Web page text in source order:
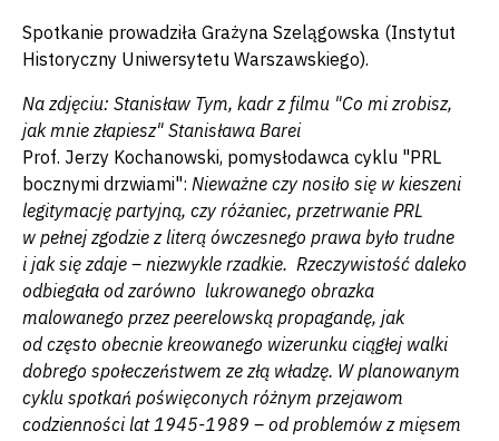
Spotkanie prowadziła Grażyna Szelągowska (Instytut
Historyczny Uniwersytetu Warszawskiego).
Na zdjęciu: Stanisław Tym, kadr z filmu "Co mi zrobisz,
jak mnie złapiesz" Stanisława Barei
Prof. Jerzy Kochanowski, pomysłodawca cyklu "PRL
bocznymi drzwiami": Nieważne czy nosiło się w kieszeni
legitymację partyjną, czy różaniec, przetrwanie PRL
w pełnej zgodzie z literą ówczesnego prawa było trudne
i jak się zdaje – niezwykle rzadkie. Rzeczywistość daleko
odbiegała od zarówno lukrowanego obrazka
malowanego przez peerelowską propagandę, jak
od często obecnie kreowanego wizerunku ciągłej walki
dobrego społeczeństwem ze złą władzę. W planowanym
cyklu spotkań poświęconych różnym przejawom
codzienności lat 1945-1989 – od problemów z mięsem